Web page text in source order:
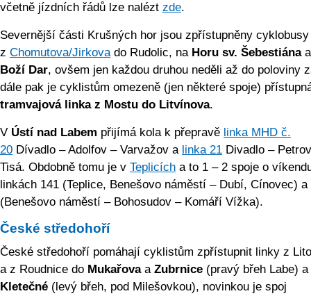
včetně jízdních řádů lze nalézt zde.
Severnější části Krušných hor jsou zpřístupněny cyklobusy
z Chomutova/Jir­kovado Rudolic, na Horu sv. Šebestiánaa
Boží Dar, ovšem jen každou druhou neděli až do poloviny
dále pak je cyklistům omezeně (jen některé spoje)
tramvajová linka z Mostu do Litvínova.
V Ústí nad Labem přijímá kola k přepravě linka MHD č.
20 Dívadlo – Adolfov – Varvažov a linka 21 Divadlo –
Tisá. Obdobně tomu je v Teplicích a to 1 – 2 spoje o
linkách 141 (Teplice, Benešovo náměstí – Dubí, Cínovec) a
(Benešovo náměstí – Bohosudov – Komáří Vížka).
České středohoří
České středohoří pomáhají cyklistům zpřístupnit linky z
a z Roudnice do Mukařovaa Zubrnice (pravý břeh Labe) a
Kletečné (levý břeh, pod Milešovkou), novinkou je spoj